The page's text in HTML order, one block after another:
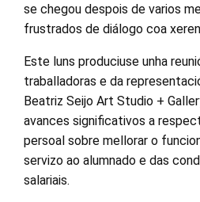
se chegou despois de varios
frustrados de diálogo coa
Este luns produciuse unha
traballadoras e da
Beatriz Seijo Art Studio +
avances significativos a
persoal sobre mellorar o
servizo ao alumnado e das
salariais.